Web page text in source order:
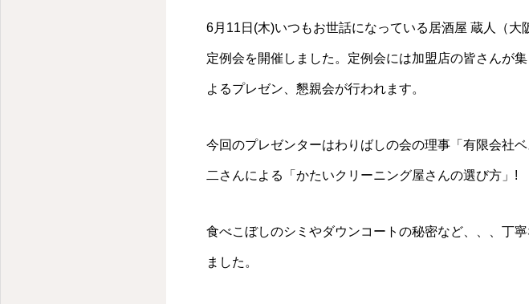
6月11日(木)いつもお世話になっている居酒屋 蔵人（
定例会を開催しました。定例会には加盟店の皆さんが
よるプレゼン、懇親会が行われます。
今回のプレゼンターはわりばしの会の理事「有限会社
二さんによる「かたいクリーニング屋さんの選び方」!
食べこぼしのシミやダウンコートの秘密など、、、丁
ました。